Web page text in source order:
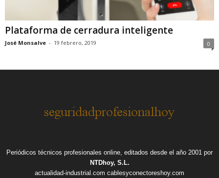
Plataforma de cerradura inteligente
José Monsalve - 19 febrero, 2019 0
Periódicos técnicos profesionales online, editados desde el año 2001 por
NTDhoy, S.L.
actualidad-industrial.com cablesyconectoreshoy.com